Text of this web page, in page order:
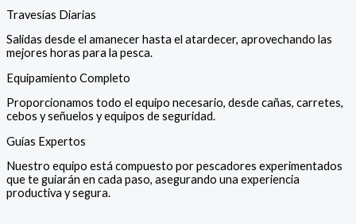
Travesías Diarias
Salidas desde el amanecer hasta el atardecer, aprovechando las
mejores horas para la pesca.
Equipamiento Completo
Proporcionamos todo el equipo necesario, desde cañas, carretes,
cebos y señuelos y equipos de seguridad.
Guías Expertos
Nuestro equipo está compuesto por pescadores experimentados
que te guiarán en cada paso, asegurando una experiencia
productiva y segura.